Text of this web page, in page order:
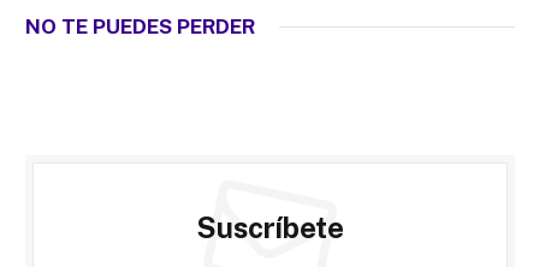
NO TE PUEDES PERDER
Suscríbete